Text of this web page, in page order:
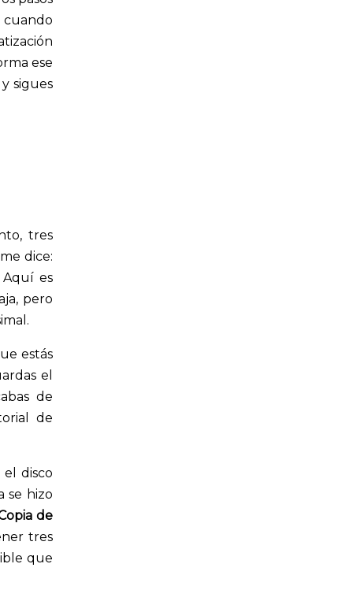
cuando
ese
sigues
tres
dice:
Aquí es
pero
estás
el
de
de
disco
se hizo
de
tres
que